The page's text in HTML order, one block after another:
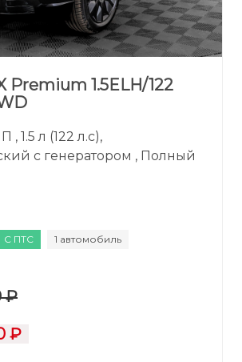
Premium 1.5ELH/122
, 1.5 л (122 л.с),
с генератором , Полный
С ПТС 1 автомобиль
₽
₽